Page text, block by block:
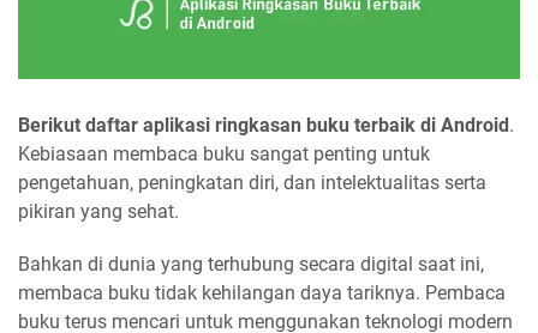
Berikut daftar aplikasi ringkasan buku terbaik di Android.
Kebiasaan membaca buku sangat penting untuk
pengetahuan, peningkatan diri, dan intelektualitas serta
pikiran yang sehat.
Bahkan di dunia yang terhubung secara digital saat ini,
membaca buku tidak kehilangan daya tariknya. Pembaca
buku terus mencari untuk menggunakan teknologi modern